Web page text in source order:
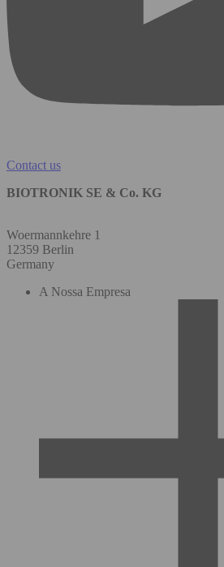
Contact us
BIOTRONIK SE & Co. KG
Woermannkehre 1
12359 Berlin
Germany
A Nossa Empresa